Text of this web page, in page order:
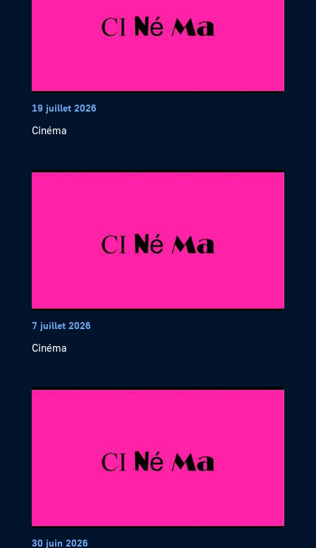
19 juillet 2026
Cinéma
7 juillet 2026
Cinéma
30 juin 2026